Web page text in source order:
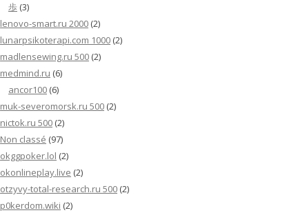
歩 (3)
lenovo-smart.ru 2000 (2)
lunarpsikoterapi.com 1000 (2)
madlensewing.ru 500 (2)
medmind.ru (6)
ancor100 (6)
muk-severomorsk.ru 500 (2)
nictok.ru 500 (2)
Non classé (97)
okggpoker.lol (2)
okonlineplay.live (2)
otzyvy-total-research.ru 500 (2)
p0kerdom.wiki (2)